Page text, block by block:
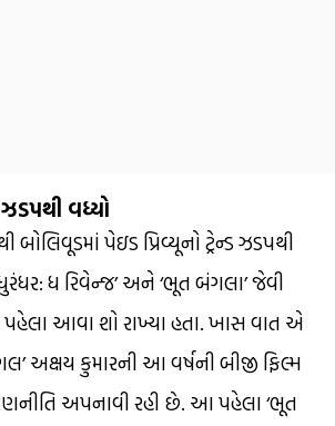
ઝડપથી વધ્યો
પેઇડ પ્રિવ્યૂનો ટ્રેન્ડ ઝડપથી
ધ રિવેન્જ’ અને ‘ભૂત બંગલા’ જેવી
આવા શો રાખ્યા હતા. ખાસ વાત એ
અક્ષય કુમારની આ વર્ષની બીજી ફિલ્મ
અપનાવી રહી છે. આ પહેલા ‘ભૂત